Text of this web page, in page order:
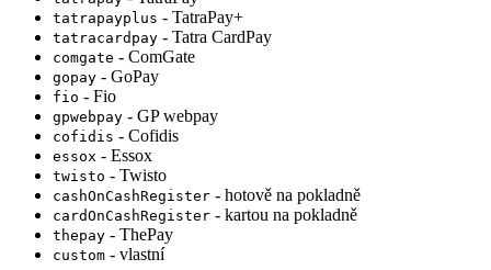
tatrapayplus - TatraPay+
tatracardpay - Tatra CardPay
comgate - ComGate
gopay - GoPay
fio - Fio
gpwebpay - GP webpay
cofidis - Cofidis
essox - Essox
twisto - Twisto
cashOnCashRegister - hotově na pokladně
cardOnCashRegister - kartou na pokladně
thepay - ThePay
custom - vlastní